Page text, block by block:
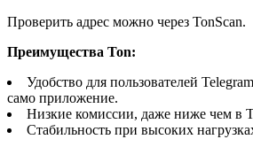
Проверить адрес можно через TonScan.
Преимущества Ton:
Удобство для пользователей
само приложение.
Низкие комиссии, даже ниже чем в
Стабильность при высоких